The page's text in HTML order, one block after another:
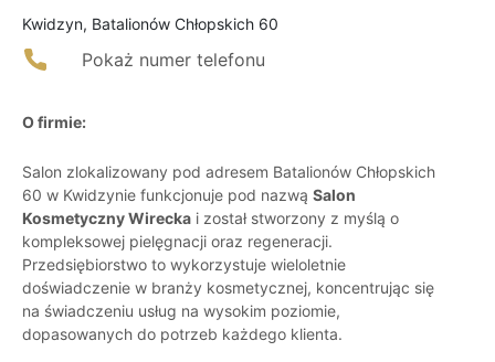
Kwidzyn, Batalionów Chłopskich 60
Pokaż numer telefonu
O firmie:
Salon zlokalizowany pod adresem Batalionów Chłopskich
60 w Kwidzynie funkcjonuje pod nazwą Salon
Kosmetyczny Wirecka i został stworzony z myślą o
kompleksowej pielęgnacji oraz regeneracji.
Przedsiębiorstwo to wykorzystuje wieloletnie
doświadczenie w branży kosmetycznej, koncentrując się
na świadczeniu usług na wysokim poziomie,
dopasowanych do potrzeb każdego klienta.